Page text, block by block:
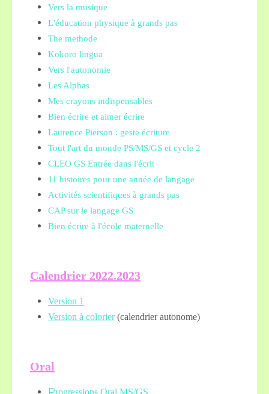
Vers la musique
L'éducation physique à grands pas
The methode
Kokoro lingua
Vers l'autonomie
Les Alphas
Mes crayons indispensables
Bien écrire et aimer écrire
Laurence Pierson : geste écriture
Tout l'art du monde PS/MS/GS et cycle 2
CLEO GS Entrée dans l'écrit
11 histoires pour une année de langage
Activités scientifiques à grands pas
CAP sur le langage GS
Bien écrire à l'école maternelle
Calendrier 2022.2023
Version 1
Version à colorier(calendrier autonome)
Oral
rogressions Oral MS/GS